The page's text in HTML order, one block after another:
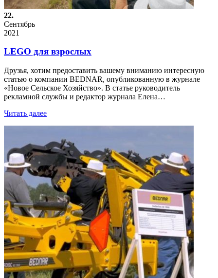
22.
Сентябрь
2021
LEGO для взрослых
Друзья, хотим предоставить вашему вниманию интересную
статью о компании BEDNAR, опубликованную в журнале
«Новое Сельское Хозяйство». В статье руководитель
рекламной службы и редактор журнала Елена…
Читать далее